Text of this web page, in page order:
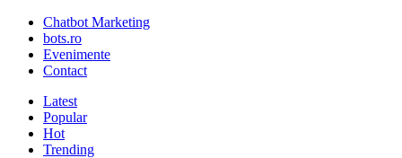
Chatbot Marketing
bots.ro
Evenimente
Contact
Latest
Popular
Hot
Trending